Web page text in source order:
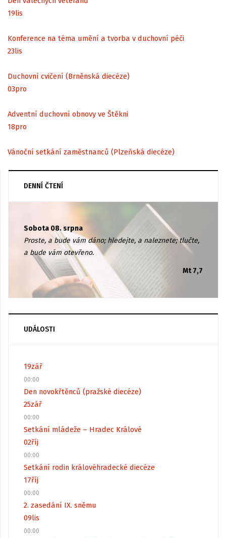
19lis
Konference na téma umění a tvorba v duchovní péči
23lis
Duchovní cvičení (Brněnská diecéze)
03pro
Adventní duchovní obnovy ve Štěkni
18pro
Vánoční setkání zaměstnanců (Plzeňská diecéze)
DENNÍ ČTENÍ
Sobota 08. srpna
Proste, a bude vám dáno; hledejte, a naleznete; tlučte,
a bude vám otevřeno.
Mt 7,7
UDÁLOSTI
19zář
00:00
Den novokřtěnců (pražské diecéze)
25zář
00:00
Setkání mládeže – Hradec Králové
02říj
00:00
Setkání rodin královéhradecké diecéze
17říj
00:00
2. zasedání IX. sněmu
09lis
00:00